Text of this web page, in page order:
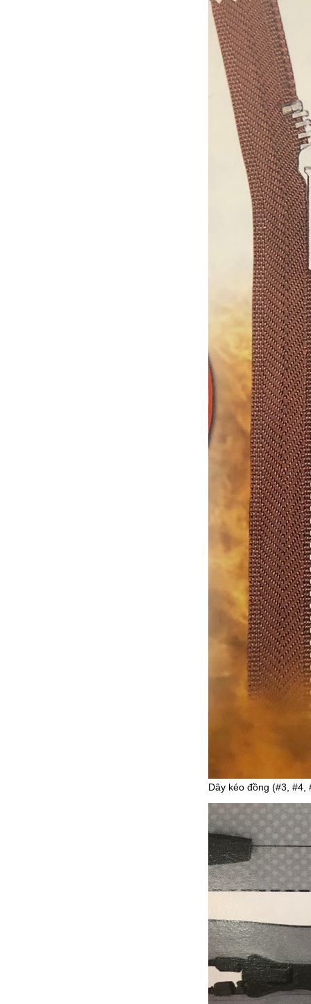
Dây kéo đồng (#3, #4,